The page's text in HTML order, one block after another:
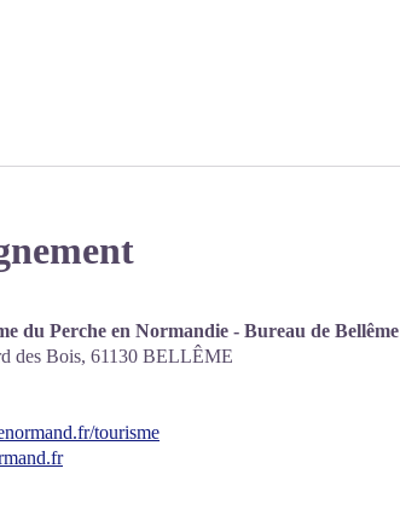
du Perche en Normandie - Bureau de Bellême
des Bois, 61130 BELLÊME
tourisme